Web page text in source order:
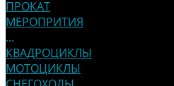
ПРОКАТ
МЕРОПРИТИЯ
...
КВАДРОЦИКЛЫ
МОТОЦИКЛЫ